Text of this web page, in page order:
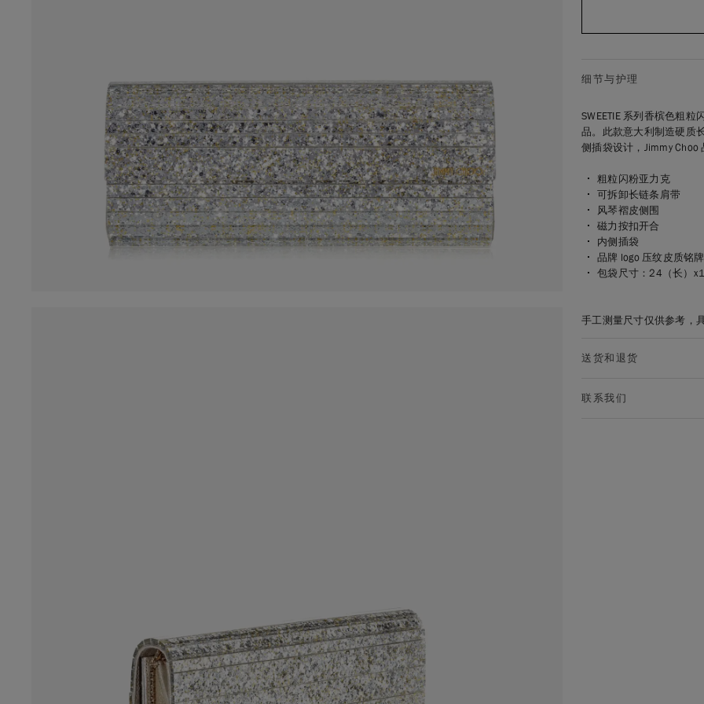
细节与护理
SWEETIE 系列香槟色粗
品。此款意大利制造硬质
侧插袋设计，Jimmy Choo
粗粒闪粉亚力克
可拆卸长链条肩带
风琴褶皮侧围
磁力按扣开合
内侧插袋
品牌 logo 压纹皮质铭牌
包袋尺寸：24（长）
手工测量尺寸仅供参考，
送货和退货
联系我们